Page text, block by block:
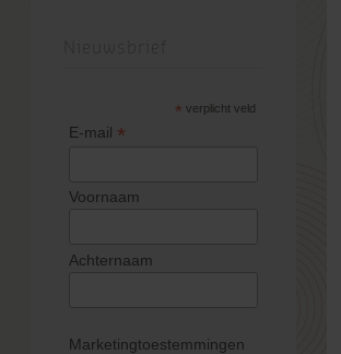
* verplicht veld
E-mail *
Voornaam
Achternaam
Marketingtoestemmingen